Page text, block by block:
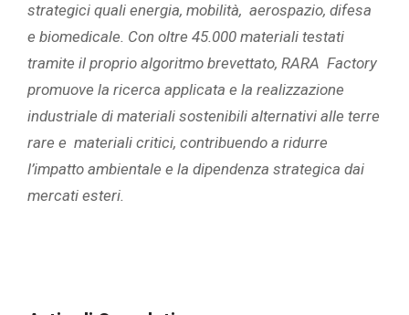
strategici quali energia, mobilità, aerospazio, difesa
e biomedicale. Con oltre 45.000 materiali testati
tramite il proprio algoritmo brevettato, RARA Factory
promuove la ricerca applicata e la realizzazione
industriale di materiali sostenibili alternativi alle terre
rare e materiali critici, contribuendo a ridurre
l’impatto ambientale e la dipendenza strategica dai
mercati esteri.